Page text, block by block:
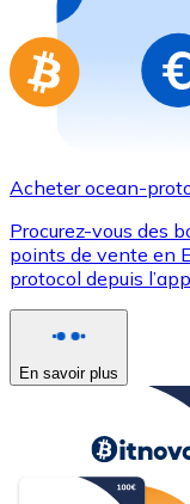
Aller à la
Acheter ocean-
Procurez-vous des
points de vente en
protocol depuis
En savoir plus